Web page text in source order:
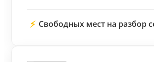
⚡ Свободных мест на разбор